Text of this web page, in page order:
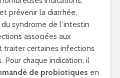
prévenir la diarrhée,
syndrome de l’intestin
associées aux
traiter certaines infections
Pour chaque indication, il
de probiotiques en